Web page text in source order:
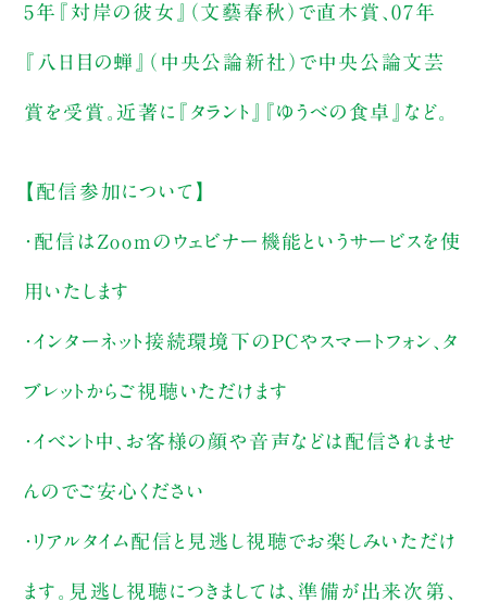
5年『対岸の彼女』（文藝春秋）で直木賞、07年
『八日目の蝉』（中央公論新社）で中央公論文芸
賞を受賞。近著に『タラント』『ゆうべの食卓』など。
【配信参加について】
・配信はZoomのウェビナー機能というサービスを使
用いたします
・インターネット接続環境下のPCやスマートフォン、タ
ブレットからご視聴いただけます
・イベント中、お客様の顔や音声などは配信されませ
んのでご安心ください
・リアルタイム配信と見逃し視聴でお楽しみいただけ
ます。見逃し視聴につきましては、準備が出来次第、